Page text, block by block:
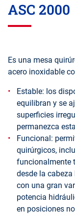
ASC 2000
Es una mesa
acero inoxidable
Estable: los
equilibran y se
superficies
permanezca
Funcional:
quirúrgicos,
funcionalmente
desde la
con una gran
potencia
en posiciones